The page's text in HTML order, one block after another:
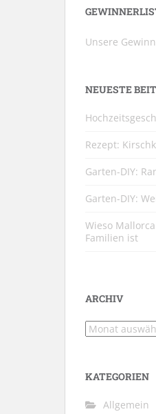
Unsere
NEUESTE
Rezept:
Garten-DIY:
Garten-DIY:
Wieso
Familien ist
ARCHIV
Archiv
KATEGORIEN
Allgemein